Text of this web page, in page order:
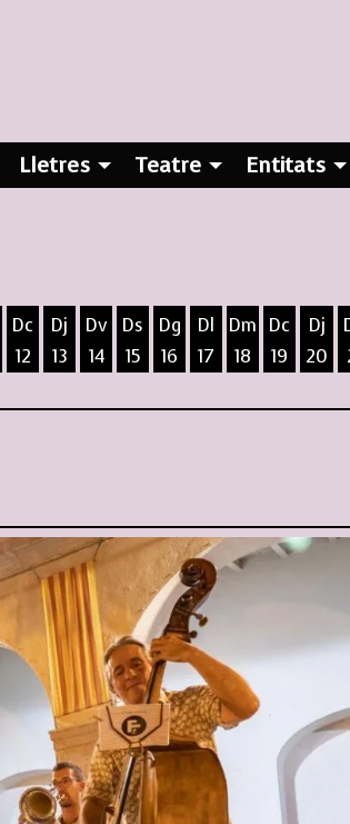
Lletres Teatre Entitats
Dc
12
Dj
13
Dv
14
Ds
15
Dg
16
Dl
17
Dm
18
Dc
19
Dj
20